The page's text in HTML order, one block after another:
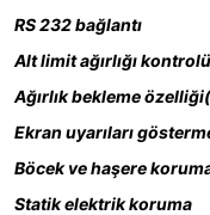
RS 232 bağlantı
Alt limit ağırlığı kontrolü
Ağırlık bekleme
Ekran uyarıları
Böcek ve haşere
Statik elektrik koruma